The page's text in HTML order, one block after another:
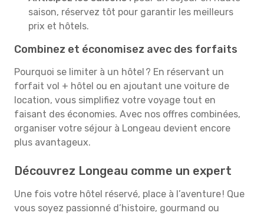
saison, réservez tôt pour garantir les meilleurs
prix et hôtels.
Combinez et économisez avec des forfaits
Pourquoi se limiter à un hôtel ? En réservant un
forfait vol + hôtel ou en ajoutant une voiture de
location, vous simplifiez votre voyage tout en
faisant des économies. Avec nos offres combinées,
organiser votre séjour à Longeau devient encore
plus avantageux.
Découvrez Longeau comme un expert
Une fois votre hôtel réservé, place à l’aventure ! Que
vous soyez passionné d’histoire, gourmand ou